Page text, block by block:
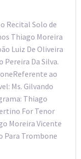
Recital Solo de
Thiago Moreira
Luiz De Oliveira
Da Silva.
ao
Ms. Gilvando
Thiago
For Tenor
Moreira Vicente
Para Trombone